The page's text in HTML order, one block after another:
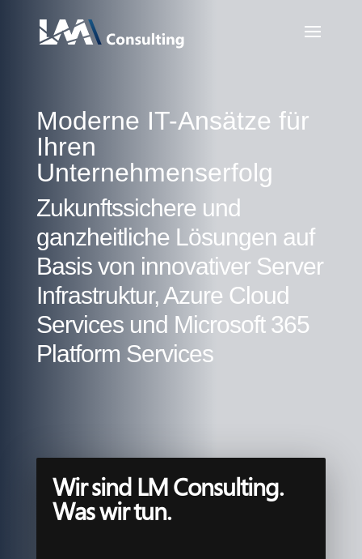
Moderne IT-Ansätze für
Ihren
Unternehmenserfolg
Zukunftssichere und
ganzheitliche Lösungen auf
Basis von innovativer Server
Infrastruktur, Azure Cloud
Services und Microsoft 365
Platform Services
Wir sind LM Consulting.
Was wir tun.